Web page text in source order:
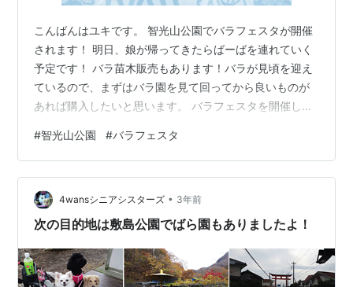
こんばんはユキです。 智光山公園でバラフェスタが開催
されます！ 明日、娘が帰ってきたらばーばを連れていく
予定です！ バラ苗木販売もあります！バラが見頃を迎え
ているので、まずはバラ園を見て回ってから良いものが
あれば購入したいと思います。 バラフェスタを開催しま
(parks.or.jp) 良いバラがあった場合、お家に土はあるけ
ど、大きな鉢が無いので買ってこないといけないな。 今
から楽しみです ♪ (*'ω'*) ｶｯﾃｸﾚﾙｶﾅ? t-s-
life.hatenablog.com t-s-life.hatenablog.com t-s-lif…
#智光山公園 #バラフェスタ
4wansシニアシスターズ • 3年前
次の目的地は敷島公園でばら園もありましたよ！